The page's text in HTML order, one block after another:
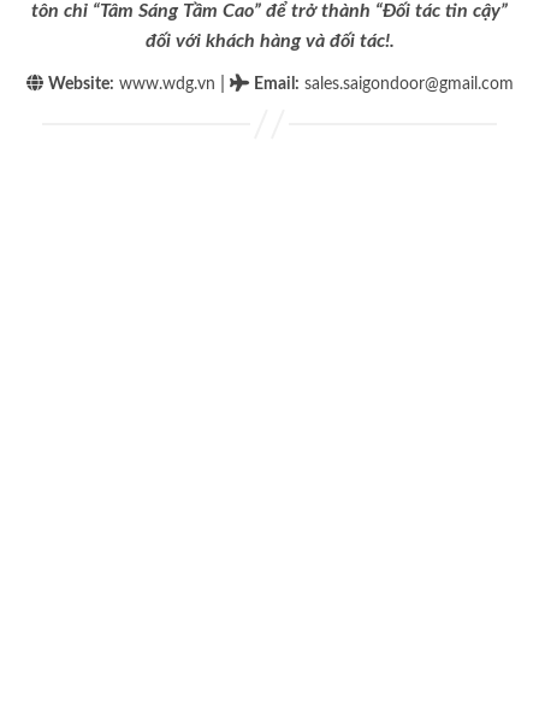
tôn chỉ “Tâm Sáng Tầm Cao” để trở thành “Đối tác tin cậy”
đối với khách hàng và đối tác!.
Website: www.wdg.vn Email : sales.saigondoor@gmail.com